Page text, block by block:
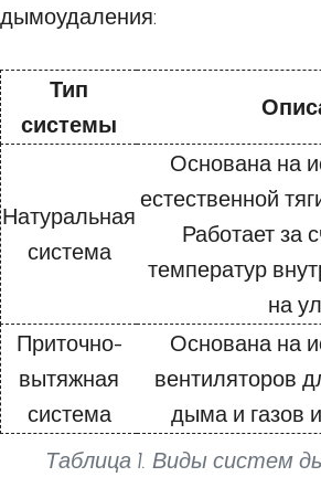
дымоудаления:
Таблица 1. Виды систем
Тип
системы
Натуральная
система
Основана на
естественной
Работает за
температур
на
Приточно-
вытяжная
система
Основана на
вентиляторов
дыма и газов